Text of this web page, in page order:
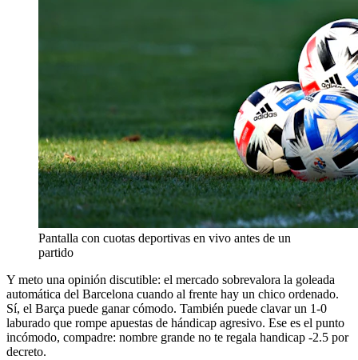
Pantalla con cuotas deportivas en vivo antes de un
partido
Y meto una opinión discutible: el mercado sobrevalora la goleada
automática del Barcelona cuando al frente hay un chico ordenado.
Sí, el Barça puede ganar cómodo. También puede clavar un 1-0
laburado que rompe apuestas de hándicap agresivo. Ese es el punto
incómodo, compadre: nombre grande no te regala handicap -2.5 por
decreto.